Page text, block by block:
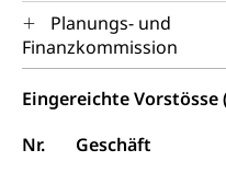
Planungs- und
Finanzkommission
Eingereichte Vorstösse
Nr.
Geschäft
Armee
Militär, Militärdienst,
Wehrpflicht,
Wehrpflichtersatz,
Bevölkerungsschutz